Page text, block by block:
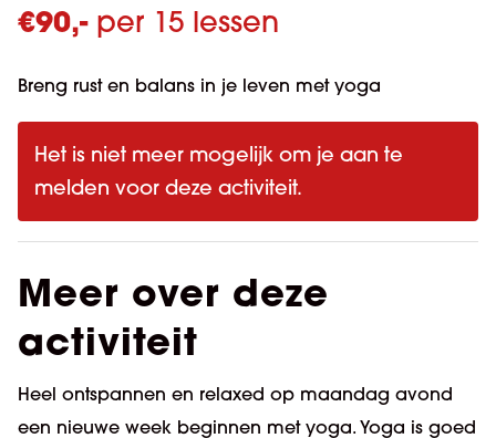
€90,-per 15 lessen
Breng rust en balans in je leven met yoga
Het is niet meer mogelijk om je aan te
melden voor deze activiteit.
Meer over deze
activiteit
Heel ontspannen en relaxed op maandag avond
een nieuwe week beginnen met yoga. Yoga is goed